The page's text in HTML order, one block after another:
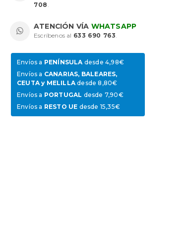
708 .
ATENCIÓN VÍA WHATSAPP
Escríbenos al 633 690 763.
Envíos a PENÍNSULAdesde 4,98€
Envíos a CANARIAS, BALEARES,
CEUTA y MELILLAdesde 8,80€
Envíos a PORTUGAL desde 7,90€
Envíos a RESTO UE desde 15,35€